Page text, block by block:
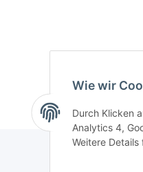
Wie wir
Durch Klicken
Analytics 4,
Weitere